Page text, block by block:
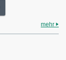
mehr